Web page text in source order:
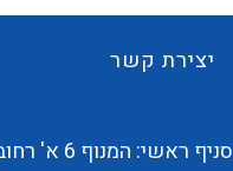
יצירת קשר
סניף ראשי: המנוף 6 א' רחובות